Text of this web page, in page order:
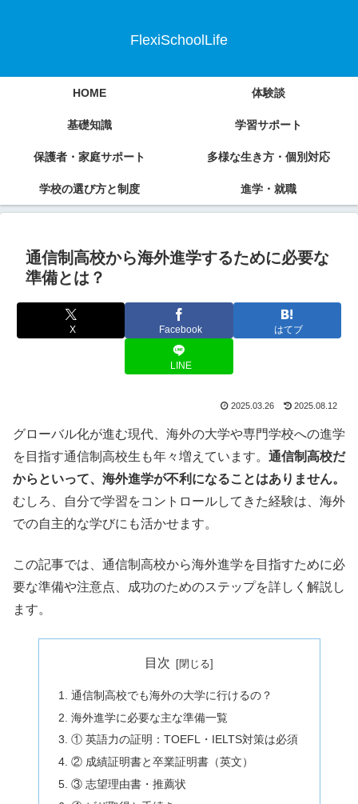
FlexiSchoolLife
HOME 体験談
基礎知識 学習サポート
保護者・家庭サポート 多様な生き方・個別対応
学校の選び方と制度 進学・就職
通信制高校から海外進学するために必要な
準備とは？
X Facebook はてブ
LINE
2025.03.26 2025.08.12
グローバル化が進む現代、海外の大学や専門学校への進学
を目指す通信制高校生も年々増えています。 通信制高校だ
からといって、海外進学が不利になることはありません。
むしろ、自分で学習をコントロールしてきた経験は、海外
での自主的な学びにも活かせます。
この記事では、通信制高校から海外進学を目指すために必
要な準備や注意点、成功のためのステップを詳しく解説し
ます。
目次
通信制高校でも海外の大学に行けるの？
海外進学に必要な主な準備一覧
① 英語力の証明：TOEFL・IELTS対策は必須
② 成績証明書と卒業証明書（英文）
③ 志望理由書・推薦状